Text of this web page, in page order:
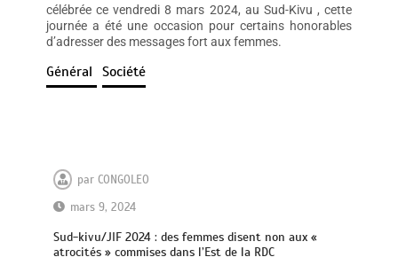
célébrée ce vendredi 8 mars 2024, au Sud-Kivu , cette
journée a été une occasion pour certains honorables
d’adresser des messages fort aux femmes.
Général Société
parCONGOLEO
mars 9, 2024
Sud-kivu/JIF 2024 : des femmes disent non aux «
atrocités » commises dans l’Est de la RDC